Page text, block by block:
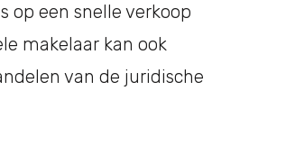
op een snelle verkoop
makelaar kan ook
van de juridische